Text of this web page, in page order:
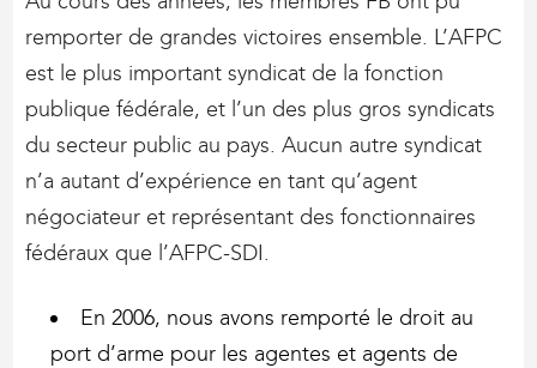
remporter de grandes victoires ensemble. L’AFPC
est le plus important syndicat de la fonction
publique fédérale, et l’un des plus gros syndicats
du secteur public au pays. Aucun autre syndicat
n’a autant d’expérience en tant qu’agent
négociateur et représentant des fonctionnaires
fédéraux que l’AFPC-SDI.
En 2006, nous avons remporté le droit au
port d’arme pour les agentes et agents de